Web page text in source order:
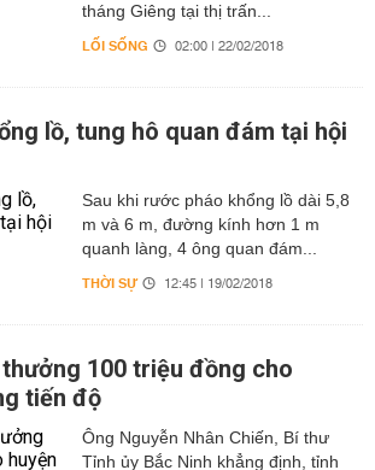
tháng Giêng tại thị trấn...
LỐI SỐNG 02:00 | 22/02/2018
lồ, tung hô quan đám tại hội
Sau khi rước pháo khổng lồ dài 5,8
m và 6 m, đường kính hơn 1 m
quanh làng, 4 ông quan đám...
THỜI SỰ 12:45 | 19/02/2018
100 triệu đồng cho
tiến độ
Ông Nguyễn Nhân Chiến, Bí thư
Tỉnh ủy Bắc Ninh khẳng định, tỉnh